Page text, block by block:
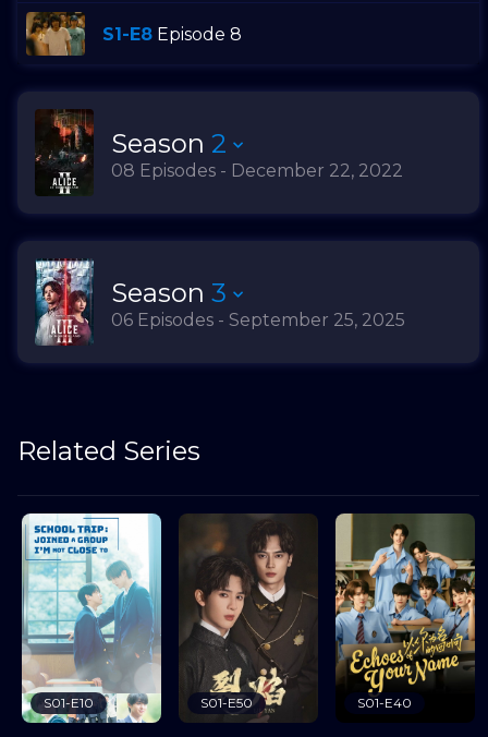
S1-E8 Episode 8
Season 2
08 Episodes - December 22, 2022
Season 3
06 Episodes - September 25, 2025
Related Series
S01-E10 S01-E50 S01-E40